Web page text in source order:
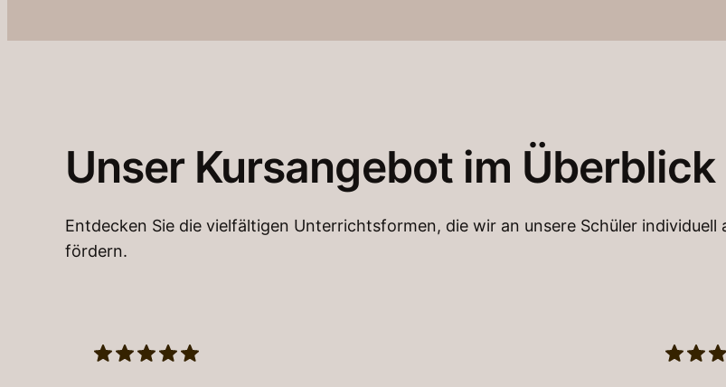
Unser Kursangebot im Überblick
Entdecken Sie die vielfältigen Unterrichtsformen, die wir an unsere Schüler individuell
fördern.